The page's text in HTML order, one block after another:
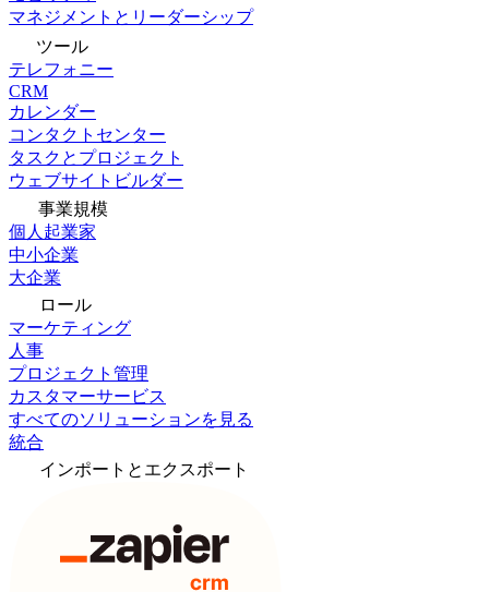
マネジメントとリーダーシップ
ツール
テレフォニー
CRM
カレンダー
コンタクトセンター
タスクとプロジェクト
ウェブサイトビルダー
事業規模
個人起業家
中小企業
大企業
ロール
マーケティング
人事
プロジェクト管理
カスタマーサービス
すべてのソリューションを見る
統合
インポートとエクスポート